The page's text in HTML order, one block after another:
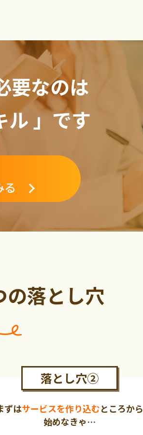
要なのは
ル 」です
の落とし穴
落とし穴②
ずはサービスを作り込むところから
始めなきゃ…